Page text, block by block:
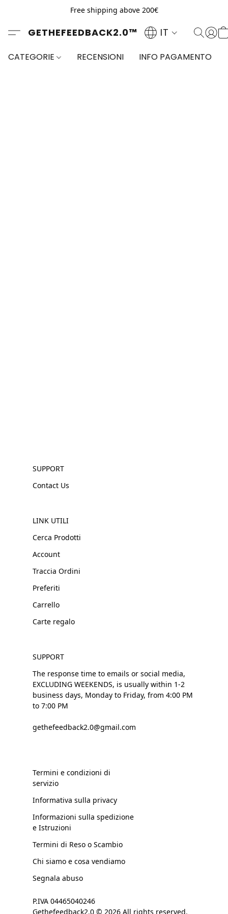
Free shipping above 200€
GETHEFEEDBACK2.0™ IT
CATEGORIE RECENSIONI INFO PAGAMENTO
SUPPORT
Contact Us
LINK UTILI
Cerca Prodotti
Account
Traccia Ordini
Preferiti
Carrello
Carte regalo
SUPPORT
The response time to emails or social media,
EXCLUDING WEEKENDS, is usually within 1-2
business days, Monday to Friday, from 4:00 PM
to 7:00 PM
gethefeedback2.0@gmail.com
Termini e condizioni di
servizio
Informativa sulla privacy
Informazioni sulla spedizione
e Istruzioni
Termini di Reso o Scambio
Chi siamo e cosa vendiamo
Segnala abuso
P.IVA 04465040246
Gethefeedback2.0 © 2026 All rights reserved.